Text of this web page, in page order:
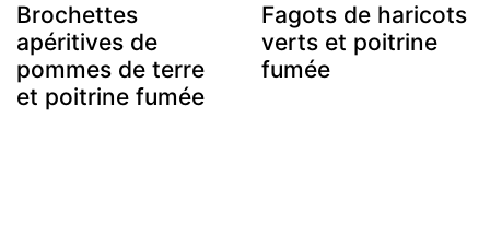
Brochettes
apéritives de
pommes de terre
et poitrine fumée
Fagots de haricots
verts et poitrine
fumée